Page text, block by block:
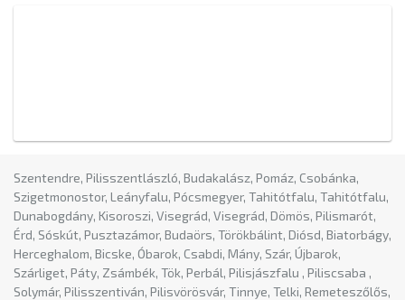
Szentendre, Pilisszentlászló, Budakalász, Pomáz, Csobánka,
Szigetmonostor, Leányfalu, Pócsmegyer, Tahitótfalu, Tahitótfalu,
Dunabogdány, Kisoroszi, Visegrád, Visegrád, Dömös, Pilismarót,
Érd, Sóskút, Pusztazámor, Budaörs, Törökbálint, Diósd, Biatorbágy,
Herceghalom, Bicske, Óbarok, Csabdi, Mány, Szár, Újbarok,
Szárliget, Páty, Zsámbék, Tök, Perbál, Pilisjászfalu , Piliscsaba ,
Solymár, Pilisszentiván, Pilisvörösvár, Tinnye, Telki, Remeteszőlős,